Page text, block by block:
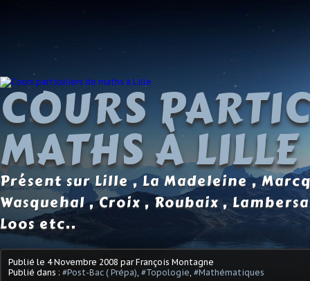
COURS
MATHS À LILLE
Présent sur Lille , La Madeleine ,
Wasquehal , Croix , Roubaix ,
Loos etc..
Publié le 4 Novembre 2008 par François Montagne
Publié dans : #Post-Bac ( Prépa) #Topologie #Mathématiques